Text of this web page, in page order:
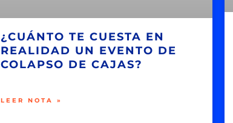
¿CUÁNTO TE CUESTA EN
REALIDAD UN EVENTO DE
COLAPSO DE CAJAS?
LEER NOTA »